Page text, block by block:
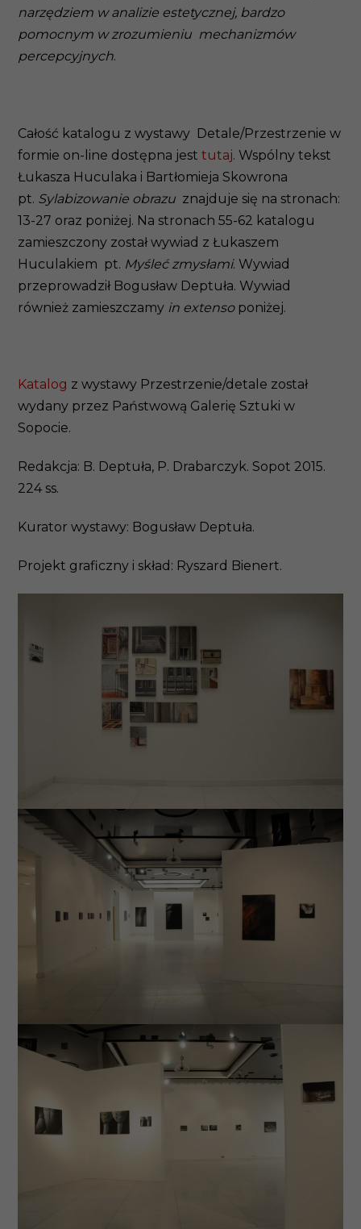
narzędziem w analizie estetycznej, bardzo
pomocnym w zrozumieniu mechanizmów
percepcyjnych.
Całość katalogu z wystawy Detale/Przestrzenie w
formie on-line dostępna jesttutaj. Wspólny tekst
Łukasza Huculaka i Bartłomieja Skowrona
pt. Sylabizowanie obrazu znajduje się na stronach:
13-27 oraz poniżej. Na stronach 55-62 katalogu
zamieszczony został wywiad z Łukaszem
Huculakiem pt. Myśleć zmysłami. Wywiad
przeprowadził Bogusław Deptuła. Wywiad
również zamieszczamy in extensoponiżej.
Katalog z wystawy Przestrzenie/detale został
wydany przez Państwową Galerię Sztuki w
Sopocie.
Redakcja: B. Deptuła, P. Drabarczyk. Sopot 2015.
224 ss.
Kurator wystawy: Bogusław Deptuła.
Projekt graficzny i skład: Ryszard Bienert.